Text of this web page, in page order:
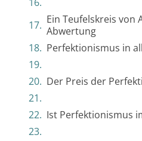
Ein Teufelskreis von
Abwertung
Perfektionismus in
Der Preis der
Ist Perfektionismus